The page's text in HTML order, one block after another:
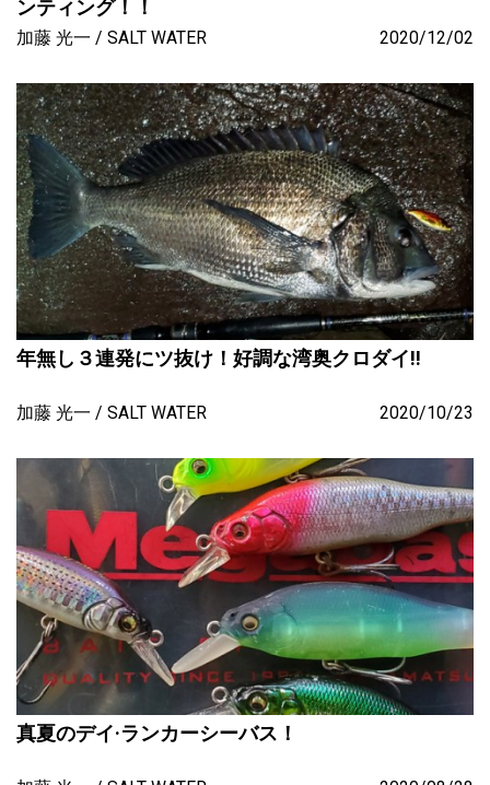
ンティング！！
加藤 光一 SALT WATER 2020/12/02
年無し３連発にツ抜け！好調な湾奥クロダイ!!
加藤 光一 SALT WATER 2020/10/23
真夏のデイ·ランカーシーバス！